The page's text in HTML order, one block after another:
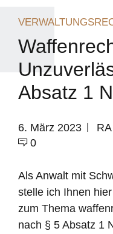
Absatz 1
6. März 2023
0
Als Anwalt mit
stelle ich Ihnen
zum Thema
nach § 5 Absatz 1